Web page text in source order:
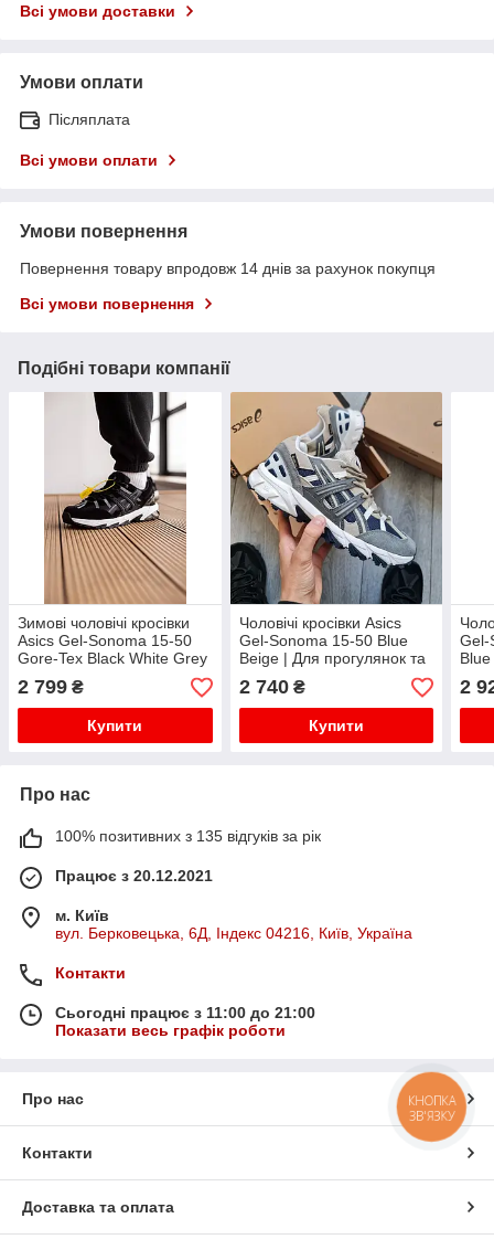
Всі умови доставки
Умови оплати
Післяплата
Всі умови оплати
Умови повернення
Повернення товару впродовж 14 днів за рахунок покупця
Всі умови повернення
Подібні товари компанії
Зимові чоловічі кросівки
Asics Gel-Sonoma 15-50
Gore-Tex Black White Grey
| Стійкі та практичні
2 799 ₴
Купити
Чоловічі кросівки Asics
Gel-Sonoma 15-50 Blue
Beige | Для прогулянок та
активного дня
2 740₴
Купити
Gel-
Blue
2
Про нас
100% позитивних з 135 відгуків за рік
Працює з 20.12.2021
м. Київ
вул. Берковецька, 6Д, Індекс 04216, Київ, Україна
Контакти
Сьогодні працює з 11:00 до 21:00
Показати весь графік роботи
Про нас
Контакти
Доставка та оплата
КНОПКА
ЗВ'ЯЗКУ